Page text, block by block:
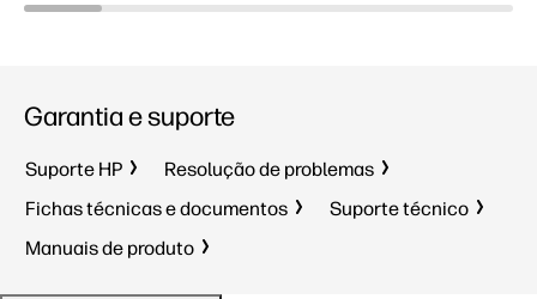
Garantia e suporte
Suporte HP
Resolução de problemas
Fichas técnicas e documentos
Suporte técnico
Manuais de produto